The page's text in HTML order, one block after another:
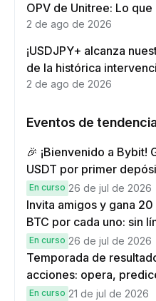
OPV de Unitree: Lo
2 de ago de 2026
¡USDJPY+ alcanza
de la histórica
2 de ago de 2026
Eventos de
🎉 ¡Bienvenido a Bybit!
USDT por primer
hasta 9,999 USDT en
recompensas
En curso 26 de jul de 2026
Invita amigos y gana 20
BTC por cada uno: sin
En curso 26 de jul de 2026
Temporada de
acciones: opera,
una Cybertruck.
En curso 21 de jul de 2026